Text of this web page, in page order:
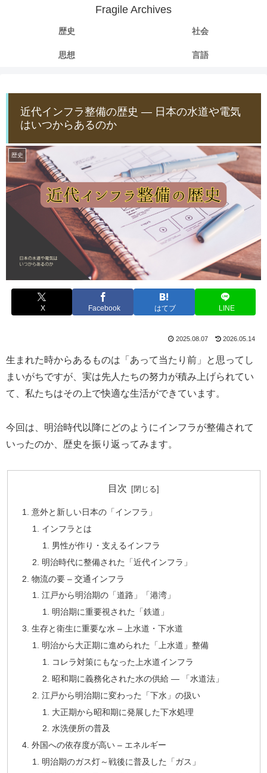
Fragile Archives
歴史 社会
思想 言語
近代インフラ整備の歴史 ― 日本の水道や電気
はいつからあるのか
歴史
X Facebook はてブ LINE
2025.08.07 2026.05.14
生まれた時からあるものは「あって当たり前」と思ってし
まいがちですが、実は先人たちの努力が積み上げられてい
て、私たちはその上で快適な生活ができています。
今回は、明治時代以降にどのようにインフラが整備されて
いったのか、歴史を振り返ってみます。
目次
意外と新しい日本の「インフラ」
インフラとは
男性が作り・支えるインフラ
明治時代に整備された「近代インフラ」
物流の要 – 交通インフラ
江戸から明治期の「道路」「港湾」
明治期に重要視された「鉄道」
生存と衛生に重要な水 – 上水道・下水道
明治から大正期に進められた「上水道」整備
コレラ対策にもなった上水道インフラ
昭和期に義務化された水の供給 ― 「水道法」
江戸から明治期に変わった「下水」の扱い
大正期から昭和期に発展した下水処理
水洗便所の普及
外国への依存度が高い – エネルギー
明治期のガス灯～戦後に普及した「ガス」